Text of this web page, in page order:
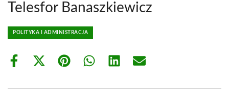
Telesfor Banaszkiewicz
POLITYKA I ADMINISTRACJA
Share
Share
(Twitter)
Share Share Share Share